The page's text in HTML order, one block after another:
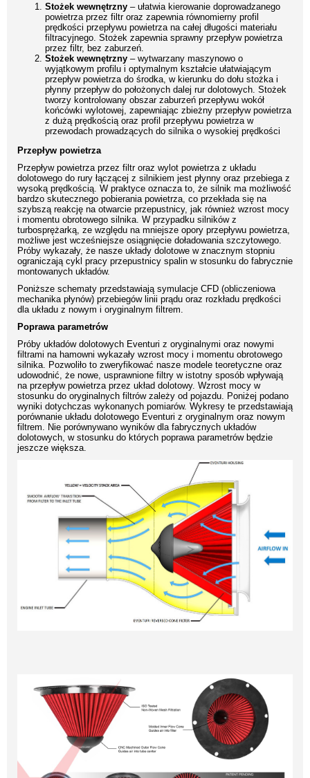
Stożek wewnętrzny – ułatwia kierowanie doprowadzanego
powietrza przez filtr oraz zapewnia równomierny profil
prędkości przepływu powietrza na całej długości materiału
filtracyjnego. Stożek zapewnia sprawny przepływ powietrza
przez filtr, bez zaburzeń.
Stożek wewnętrzny – wytwarzany maszynowo o
wyjątkowym profilu i optymalnym kształcie ułatwiającym
przepływ powietrza do środka, w kierunku do dołu stożka i
płynny przepływ do położonych dalej rur dolotowych. Stożek
tworzy kontrolowany obszar zaburzeń przepływu wokół
końcówki wylotowej, zapewniając zbieżny przepływ powietrza
z dużą prędkością oraz profil przepływu powietrza w
przewodach prowadzących do silnika o wysokiej prędkości
Przepływ powietrza
Przepływ powietrza przez filtr oraz wylot powietrza z układu
dolotowego do rury łączącej z silnikiem jest płynny oraz przebiega z
wysoką prędkością. W praktyce oznacza to, że silnik ma możliwość
bardzo skutecznego pobierania powietrza, co przekłada się na
szybszą reakcję na otwarcie przepustnicy, jak również wzrost mocy
i momentu obrotowego silnika. W przypadku silników z
turbosprężarką, ze względu na mniejsze opory przepływu powietrza,
możliwe jest wcześniejsze osiągnięcie doładowania szczytowego.
Próby wykazały, że nasze układy dolotowe w znacznym stopniu
ograniczają cykl pracy przepustnicy spalin w stosunku do fabrycznie
montowanych układów.
Poniższe schematy przedstawiają symulacje CFD (obliczeniowa
mechanika płynów) przebiegów linii prądu oraz rozkładu prędkości
dla układu z nowym i oryginalnym filtrem.
Poprawa parametrów
Próby układów dolotowych Eventuri z oryginalnymi oraz nowymi
filtrami na hamowni wykazały wzrost mocy i momentu obrotowego
silnika. Pozwoliło to zweryfikować nasze modele teoretyczne oraz
udowodnić, że nowe, usprawnione filtry w istotny sposób wpływają
na przepływ powietrza przez układ dolotowy. Wzrost mocy w
stosunku do oryginalnych filtrów zależy od pojazdu. Poniżej podano
wyniki dotychczas wykonanych pomiarów. Wykresy te przedstawiają
porównanie układu dolotowego Eventuri z oryginalnym oraz nowym
filtrem. Nie porównywano wyników dla fabrycznych układów
dolotowych, w stosunku do których poprawa parametrów będzie
jeszcze większa.